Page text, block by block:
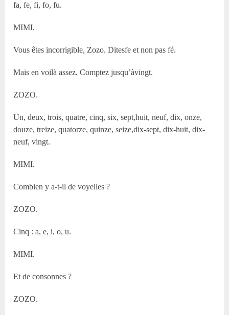
fa, fe, fi, fo, fu.
MIMI.
Vous êtes incorrigible, Zozo. Ditesfe et non pas fé.
Mais en voilà assez. Comptez jusqu’àvingt.
ZOZO.
Un, deux, trois, quatre, cinq, six, sept,huit, neuf, dix, onze,
douze, treize, quatorze, quinze, seize,dix-sept, dix-huit, dix-
neuf, vingt.
MIMI.
Combien y a-t-il de voyelles ?
ZOZO.
Cinq : a, e, i, o, u.
MIMI.
Et de consonnes ?
ZOZO.